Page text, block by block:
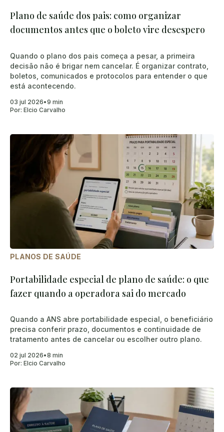
Plano de saúde dos pais: como organizar
documentos antes que o boleto vire desespero
Quando o plano dos pais começa a pesar, a primeira
decisão não é brigar nem cancelar. É organizar contrato,
boletos, comunicados e protocolos para entender o que
está acontecendo.
03 jul 2026•9 min
Por: Elcio Carvalho
PLANOS DE SAÚDE
Portabilidade especial de plano de saúde: o que
fazer quando a operadora sai do mercado
Quando a ANS abre portabilidade especial, o beneficiário
precisa conferir prazo, documentos e continuidade de
tratamento antes de cancelar ou escolher outro plano.
02 jul 2026•8 min
Por: Elcio Carvalho